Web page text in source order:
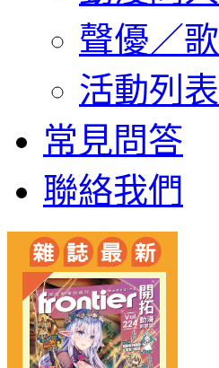
聲優／
活動列表
常見問答
聯絡我們